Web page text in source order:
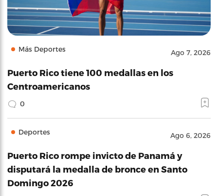
Más Deportes Ago 7, 2026
Puerto Rico tiene 100 medallas en los
Centroamericanos
0
Deportes Ago 6, 2026
Puerto Rico rompe invicto de Panamá y
disputará la medalla de bronce en Santo
Domingo 2026